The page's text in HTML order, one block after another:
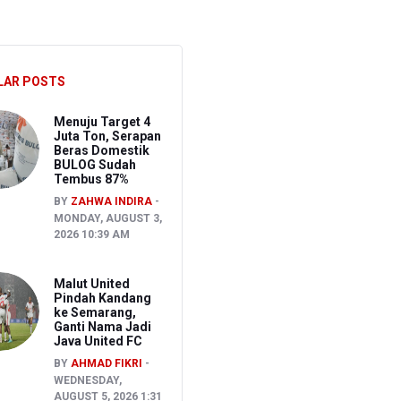
POSTS
Menuju Target 4
Juta Ton, Serapan
Beras Domestik
BULOG Sudah
Tembus 87%
BY ZAHWA INDIRA
MONDAY, AUGUST 3,
2026 10:39 AM
Malut United
Pindah Kandang
ke Semarang,
Ganti Nama Jadi
Java United FC
BY AHMAD FIKRI
WEDNESDAY,
AUGUST 5, 2026 1:31